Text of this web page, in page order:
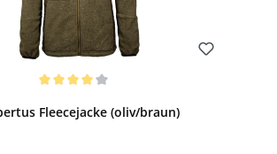
Fleecejacke (oliv/braun)